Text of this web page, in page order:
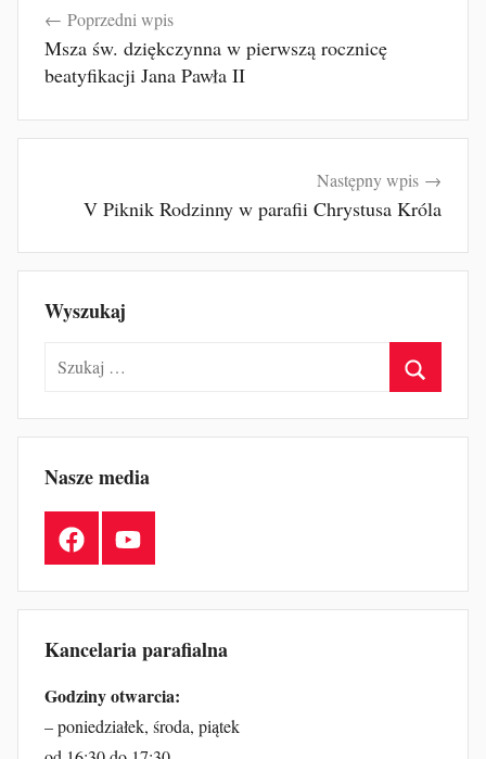
wpisuPoprzedni wpis
Msza św. dziękczynna w pierwszą rocznicę
beatyfikacji Jana Pawła II
Następny wpis
V Piknik Rodzinny w parafii Chrystusa Króla
Wyszukaj
Szukaj:
Nasze media
FacebookYouTube
Kancelaria parafialna
Godziny otwarcia:
– poniedziałek, środa, piątek